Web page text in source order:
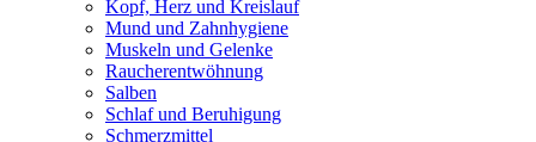
Kopf, Herz und Kreislauf
Mund und Zahnhygiene
Muskeln und Gelenke
Raucherentwöhnung
Salben
Schlaf und Beruhigung
Schmerzmittel